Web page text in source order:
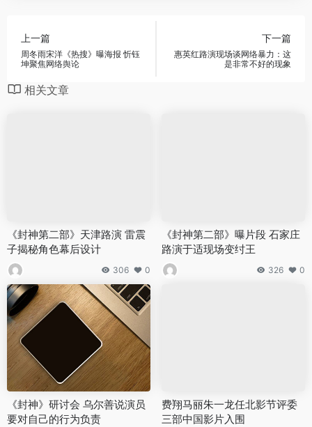
上一篇
周冬雨宋洋《热搜》曝海报 忻钰
坤聚焦网络舆论
下一篇
惠英红路演现场谈网络暴力：这
是非常不好的现象
相关文章
《封神第二部》天津路演 雷震
子揭秘角色幕后设计
306 0
《封神第二部》曝片段 石家庄
路演于适现场变纣王
326 0
《封神》研讨会 乌尔善说演员
要对自己的行为负责
费翔马丽朱一龙任北影节评委
三部中国影片入围